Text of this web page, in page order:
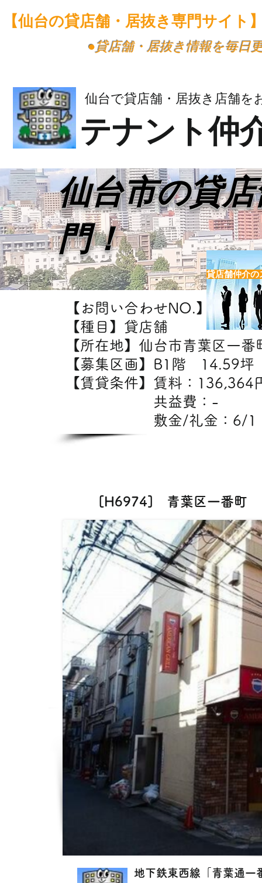
【仙台の貸店舗・居抜き専門サイト
​●貸店舗・居抜き情報を毎日
仙台で貸店舗・居抜き店舗を
テナント仲
【お問い合わせNO.】H6974
【種目】貸店舗
【所在地】仙台市青葉区一番
【募集区画】B1階 14.59坪
【賃貸条件】賃料：
共益費
敷金/礼金：6/1
[H6974] 青葉区一番町
地下鉄東西線「青葉通一
仙台市の貸
門！
貸店舗仲介の